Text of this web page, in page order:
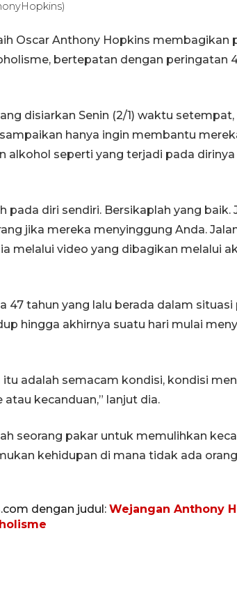
Oscar Anthony Hopkins membagikan
bertepatan dengan peringatan
disiarkan Senin (2/1) waktu
hanya ingin membantu
alkohol seperti yang terjadi pada
pada diri sendiri. Bersikaplah yang baik.
jika mereka menyinggung Anda.
melalui video yang dibagikan melalui
47 tahun yang lalu berada dalam situasi
hingga akhirnya suatu hari mulai
adalah semacam kondisi, kondisi
kecanduan,” lanjut dia.
seorang pakar untuk memulihkan
kehidupan di mana tidak ada
dengan judul: Wejangan Anthony